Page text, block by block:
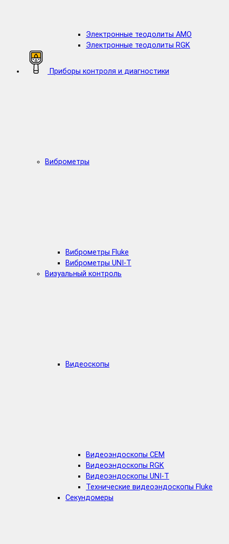
Электронные теодолиты AMO
Электронные теодолиты RGK
Приборы контроля и диагностики
Виброметры
Виброметры Fluke
Виброметры UNI-T
Визуальный контроль
Видеоскопы
Видеоэндоскопы CEM
Видеоэндоскопы RGK
Видеоэндоскопы UNI-T
Технические видеоэндоскопы Fluke
Секундомеры